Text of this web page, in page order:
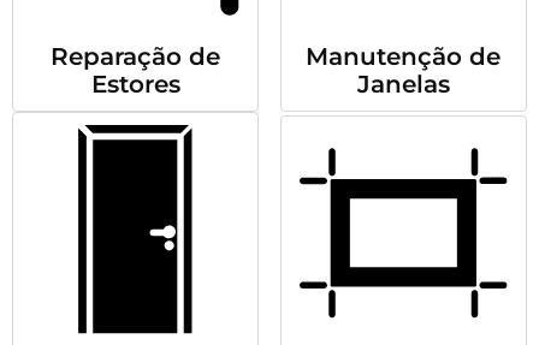
Reparação de
Estores
Manutenção de
Janelas